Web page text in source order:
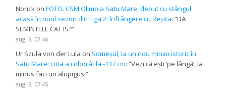
Norick onFOTO. CSM Olimpia Satu Mare, debut cu stângul
acasă în noul sezon din Liga 2: înfrângere cu Reșița: “DA
SEMINTELE CAT IS?”
aug. 9, 07:46
Ur Szula von der Lula on Someșul, la un nou minim istoric în
Satu Mare: cota a coborât la -137 cm: “Vezi că ești ‘pe lângă’, la
minus faci un alupigus.”
aug. 9, 07:45